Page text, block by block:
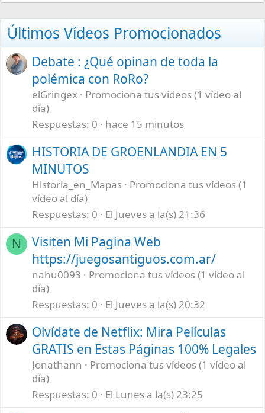
Últimos Vídeos Promocionados
Debate : ¿Qué opinan de toda la
polémica con RoRo?
elGringex
Promociona tus vídeos (1 vídeo al
día)
Respuestas 0 hace 15 minutos
HISTORIA DE GROENLANDIA EN 5
MINUTOS
Historia_en_Mapas
Promociona tus vídeos (1
vídeo al día)
Respuestas 0 El Jueves a la(s) 21:36
N
Visiten Mi Pagina Web
https://juegosantiguos.com.ar/
nahu0093
Promociona tus vídeos (1 vídeo al
día)
Respuestas 0 El Jueves a la(s) 20:32
Olvídate de Netflix: Mira Películas
GRATIS en Estas Páginas 100% Legales
Jonathann
Promociona tus vídeos (1 vídeo al
día)
Respuestas 0 El Lunes a la(s) 23:25